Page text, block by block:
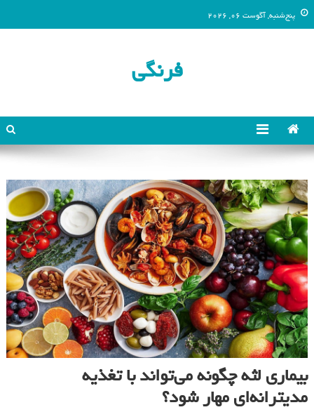
پنج‌شنبه, آگوست 06, 2026
فرنگی
بیماری لثه چگونه می‌تواند با تغذیه
مدیترانه‌ای مهار شود؟